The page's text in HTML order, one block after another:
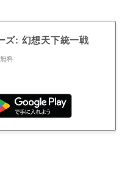
ズ: 幻想天下統一戦
無料